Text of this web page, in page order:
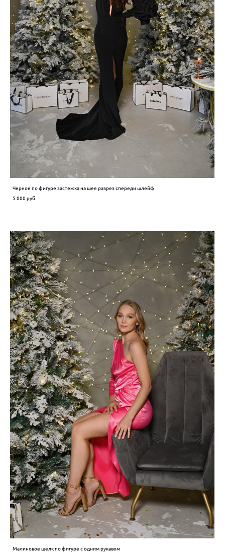
Черное по фигуре застежка на шее разрез спереди шлейф
5 000 pуб.
Малиновое шелк по фигуре с одним рукавом